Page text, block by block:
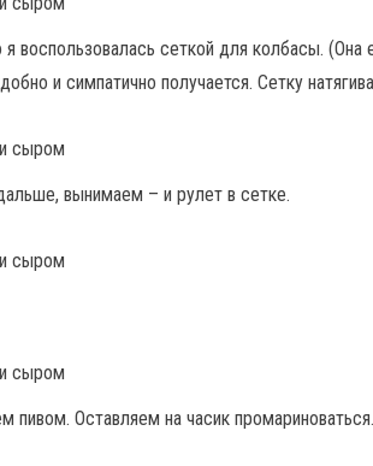
воспользовалась сеткой для колбасы. (Она
и симпатично получается. Сетку
вынимаем – и рулет в сетке.
Оставляем на часик